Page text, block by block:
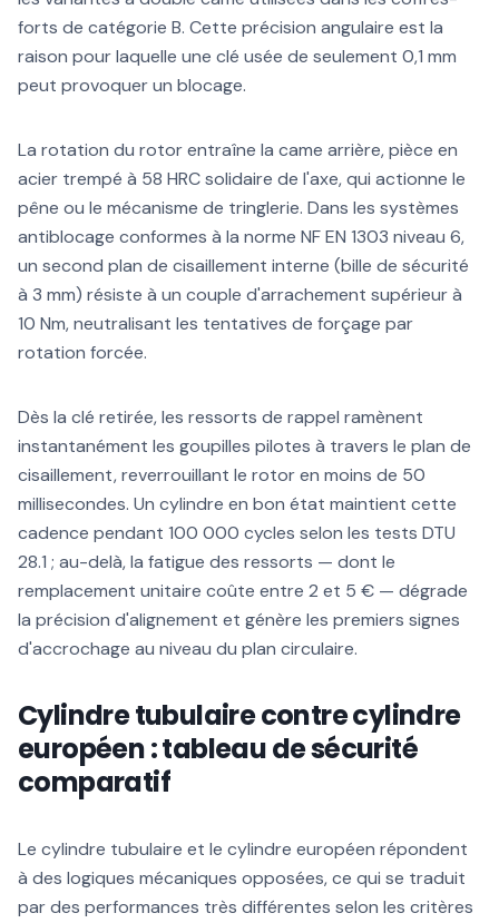
forts de catégorie B. Cette précision angulaire est la
raison pour laquelle une clé usée de seulement 0,1 mm
peut provoquer un blocage.
La rotation du rotor entraîne la came arrière, pièce en
acier trempé à 58 HRC solidaire de l'axe, qui actionne le
pêne ou le mécanisme de tringlerie. Dans les systèmes
antiblocage conformes à la norme NF EN 1303 niveau 6,
un second plan de cisaillement interne (bille de sécurité
à 3 mm) résiste à un couple d'arrachement supérieur à
10 Nm, neutralisant les tentatives de forçage par
rotation forcée.
Dès la clé retirée, les ressorts de rappel ramènent
instantanément les goupilles pilotes à travers le plan de
cisaillement, reverrouillant le rotor en moins de 50
millisecondes. Un cylindre en bon état maintient cette
cadence pendant 100 000 cycles selon les tests DTU
28.1 ; au-delà, la fatigue des ressorts — dont le
remplacement unitaire coûte entre 2 et 5 € — dégrade
la précision d'alignement et génère les premiers signes
d'accrochage au niveau du plan circulaire.
Cylindre tubulaire contre cylindre
européen : tableau de sécurité
comparatif
Le cylindre tubulaire et le cylindre européen répondent
à des logiques mécaniques opposées, ce qui se traduit
par des performances très différentes selon les critères